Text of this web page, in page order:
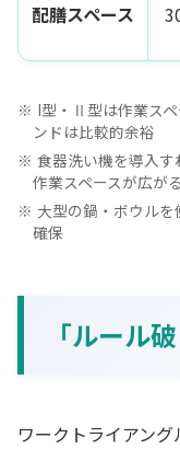
配膳スペース
I型・Ⅱ型は作業スペ
ンドは比較的余裕
食器洗い機を導入す
作業スペースが広がる
大型の鍋・ボウル
確保
「ルール
ワークトライアング